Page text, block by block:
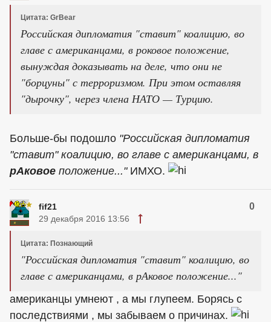
Цитата: GrBear
Российская дипломатия "ставит" коалицию, во
главе с американцами, в роковое положение,
вынуждая доказывать на деле, что они не
"борцуны" с терроризмом. При этом оставляя
"дырочку", через члена НАТО — Турцию.
Больше-бы подошло "Российская дипломатия
"ставит" коалицию, во главе с американцами, в
рАковое положение..."ИМХО.
fif21 0
29 декабря 2016 13:56
Цитата: Познающий
"Российская дипломатия "ставит" коалицию, во
главе с американцами, в рАковое положение..."
американцы умнеют , а мы глупеем. Борясь с
последствиями , мы забываем о причинах.